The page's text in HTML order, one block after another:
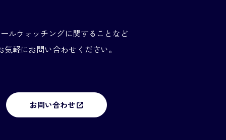
ルウォッチングに関することなど
気軽にお問い合わせください。
お問い合わせ